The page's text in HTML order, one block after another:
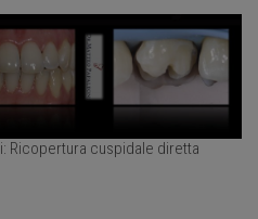
Ricopertura cuspidale diretta